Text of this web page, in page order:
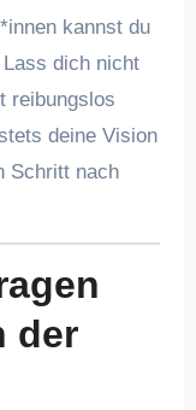
kannst du
dich nicht
reibungslos
deine Vision
Schritt nach
der